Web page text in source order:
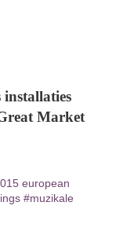
installaties
Market
european
#muzikale